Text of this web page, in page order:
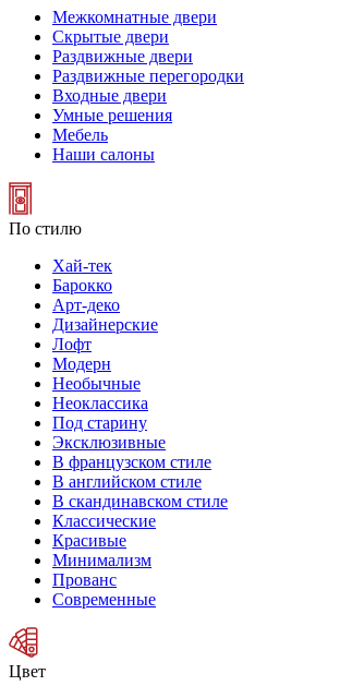
Межкомнатные двери
Скрытые двери
Раздвижные двери
Раздвижные перегородки
Входные двери
Умные решения
Мебель
Наши салоны
По стилю
Хай-тек
Барокко
Арт-деко
Дизайнерские
Лофт
Модерн
Необычные
Неоклассика
Под старину
Эксклюзивные
В французском стиле
В английском стиле
В скандинавском стиле
Классические
Красивые
Минимализм
Прованс
Современные
Цвет